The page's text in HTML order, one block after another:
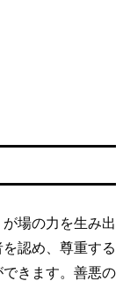
場の力を生み出
認め、尊重する
きます。善悪の